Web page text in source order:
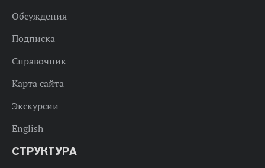
Обсуждения
Подписка
Справочник
Карта сайта
Экскурсии
English
СТРУКТУРА